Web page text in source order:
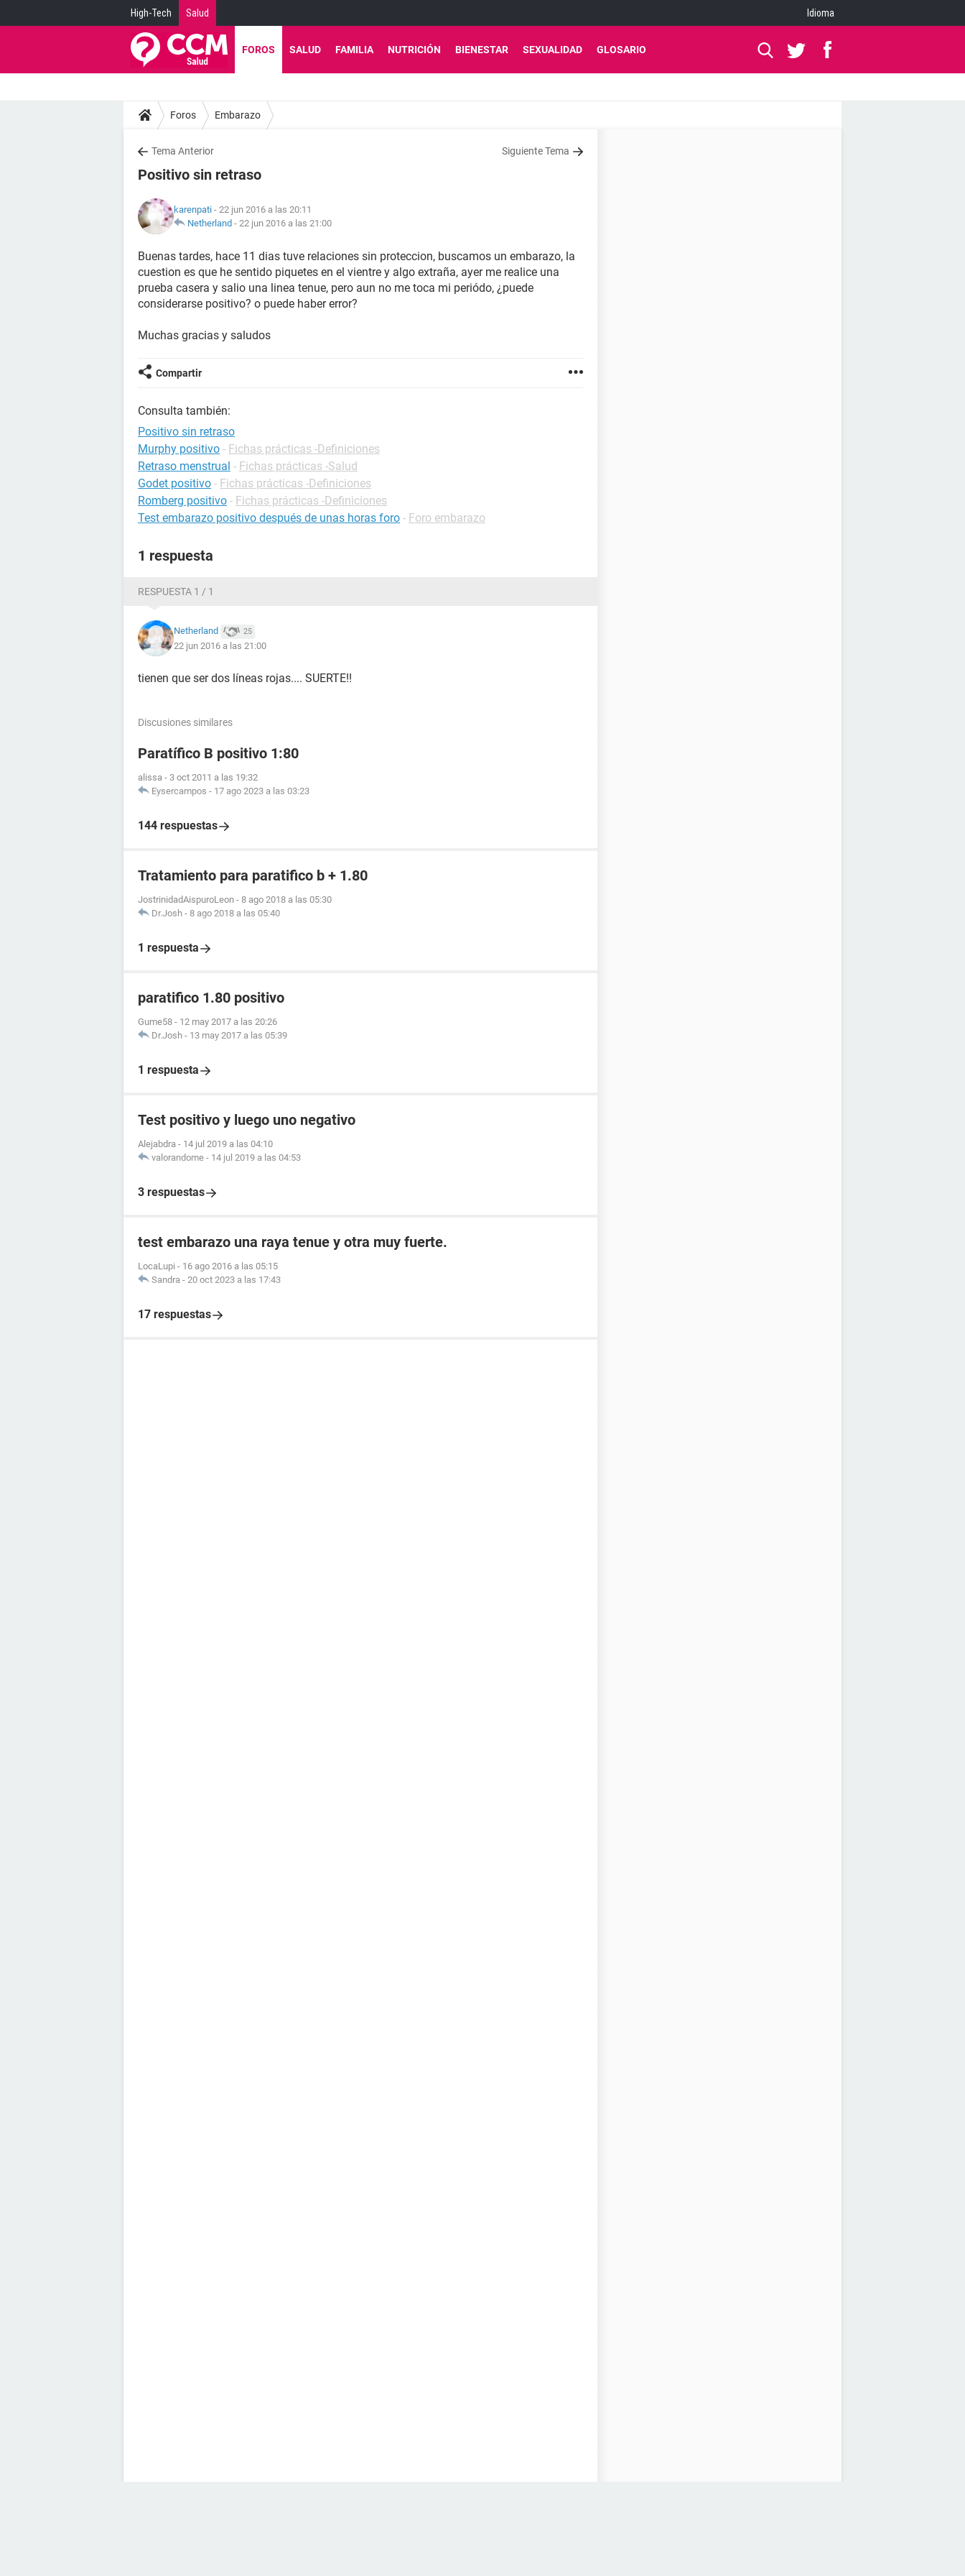
High-Tech Salud Idioma
FOROS SALUD FAMILIA NUTRICIÓN BIENESTAR SEXUALIDAD GLOSARIO
Foros Embarazo
Tema Anterior Siguiente Tema
Positivo sin retraso
karenpati - 22 jun 2016 a las 20:11
Netherland - 22 jun 2016 a las 21:00
Buenas tardes, hace 11 dias tuve relaciones sin proteccion, buscamos un embarazo, la
cuestion es que he sentido piquetes en el vientre y algo extraña, ayer me realice una
prueba casera y salio una linea tenue, pero aun no me toca mi periódo, ¿puede
considerarse positivo? o puede haber error?
Muchas gracias y saludos
Compartir
Consulta también:
Positivo sin retraso
Murphy positivo - Fichas prácticas -Definiciones
Retraso menstrual - Fichas prácticas -Salud
Godet positivo - Fichas prácticas -Definiciones
Romberg positivo - Fichas prácticas -Definiciones
Test embarazo positivo después de unas horas foro - Foro embarazo
1 respuesta
RESPUESTA 1 / 1
Netherland 25
22 jun 2016 a las 21:00
tienen que ser dos líneas rojas.... SUERTE!!
Discusiones similares
Paratífico B positivo 1:80
alissa - 3 oct 2011 a las 19:32
Eysercampos - 17 ago 2023 a las 03:23
144 respuestas
Tratamiento para paratifico b + 1.80
JostrinidadAispuroLeon - 8 ago 2018 a las 05:30
Dr.Josh - 8 ago 2018 a las 05:40
1 respuesta
paratifico 1.80 positivo
Gume58 - 12 may 2017 a las 20:26
Dr.Josh - 13 may 2017 a las 05:39
1 respuesta
Test positivo y luego uno negativo
Alejabdra - 14 jul 2019 a las 04:10
valorandome - 14 jul 2019 a las 04:53
3 respuestas
test embarazo una raya tenue y otra muy fuerte.
LocaLupi - 16 ago 2016 a las 05:15
Sandra - 20 oct 2023 a las 17:43
17 respuestas